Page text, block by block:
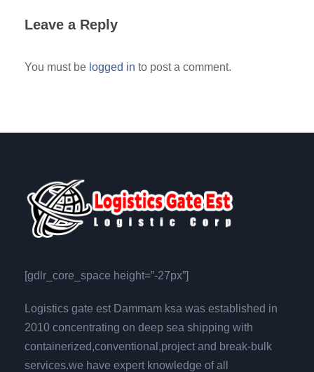
Leave a Reply
You must be logged in to post a comment.
[gdlr_core_space height=”-27px”]
Logistics gate est Dammam ksa was established in
2010 concentrating on deep sea shipping with
containerized,conventional,project and break-bulk
services.we have expert knowledge of all